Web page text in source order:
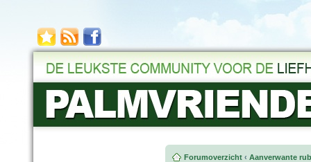
Forumoverzicht ‹ Aanverwante